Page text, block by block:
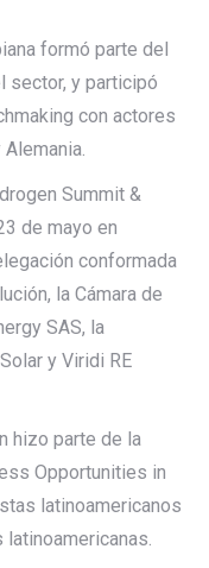
formó parte del
sector, y participó
con actores
Summit &
de mayo en
conformada
la Cámara de
SAS, la
y Viridi RE
hizo parte de la
Opportunities in
latinoamericanos